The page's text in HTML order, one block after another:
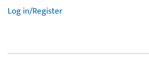
Log in/Register